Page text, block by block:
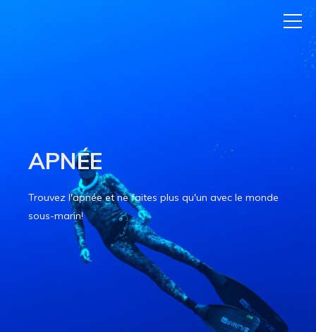
APNÉE
Trouvez l'apnée et ne faites plus qu'un avec le monde
sous-marin!